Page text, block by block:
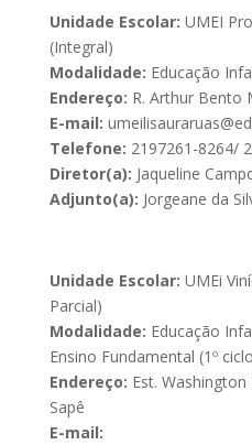
Unidade Escolar: UMEI
(Integral)
Modalidade: Educação
Endereço: R. Arthur Bento
E-mail:
Telefone: 2197261-8264/
Diretor(a): Jaqueline
Adjunto(a): Jorgeane da
Unidade Escolar: UMEi
Parcial)
Modalidade: Educação
Ensino Fundamental (1º
Endereço: Est.
Sapê
E-mail: